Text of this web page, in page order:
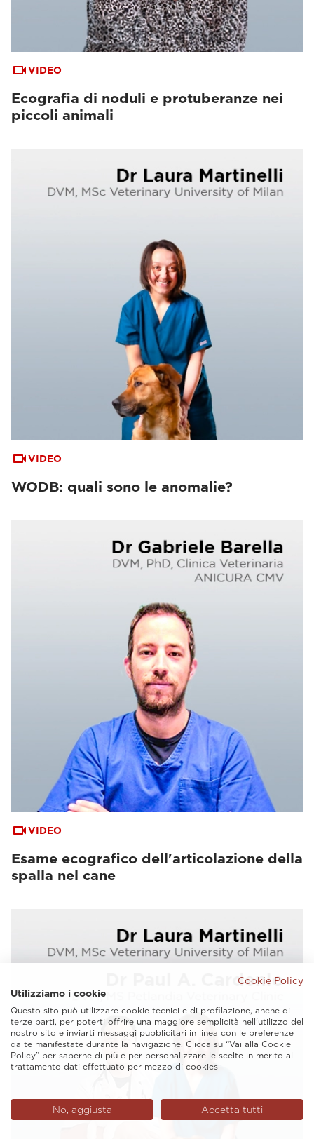
VIDEO
Ecografia di noduli e protuberanze nei
piccoli animali
VIDEO
WODB: quali sono le anomalie?
VIDEO
Esame ecografico dell'articolazione della
spalla nel cane
Cookie Policy
Utilizziamo i cookie
Questo sito può utilizzare cookie tecnici e di profilazione, anche di
terze parti, per poterti offrire una maggiore semplicità nell'utilizzo del
nostro sito e inviarti messaggi pubblicitari in linea con le preferenze
da te manifestate durante la navigazione. Clicca su “Vai alla Cookie
Policy” per saperne di più e per personalizzare le scelte in merito al
trattamento dati effettuato per mezzo di cookies
No, aggiusta Accetta tutti